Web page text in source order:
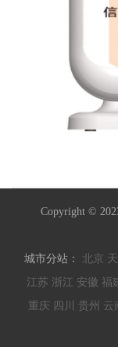
Copyright ©
城市分站： 北京
江苏 浙江 安徽 福
重庆 四川 贵州 云